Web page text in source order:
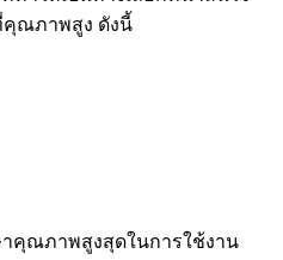
คุณภาพสูง ดังนี้
คุณภาพสูงสุดในการใช้งาน